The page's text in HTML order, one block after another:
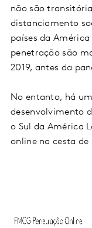
não são
distanciamento
países da
penetração são
2019, antes da
No entanto, há
desenvolvimento
o Sul da América
online na cesta de